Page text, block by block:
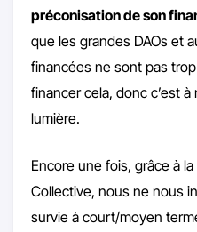
préconisation de son
que les grandes DAOs et
financées ne sont pas
financer cela, donc c’est
lumière.
Encore une fois, grâce à
Collective, nous ne nous
survie à court/moyen